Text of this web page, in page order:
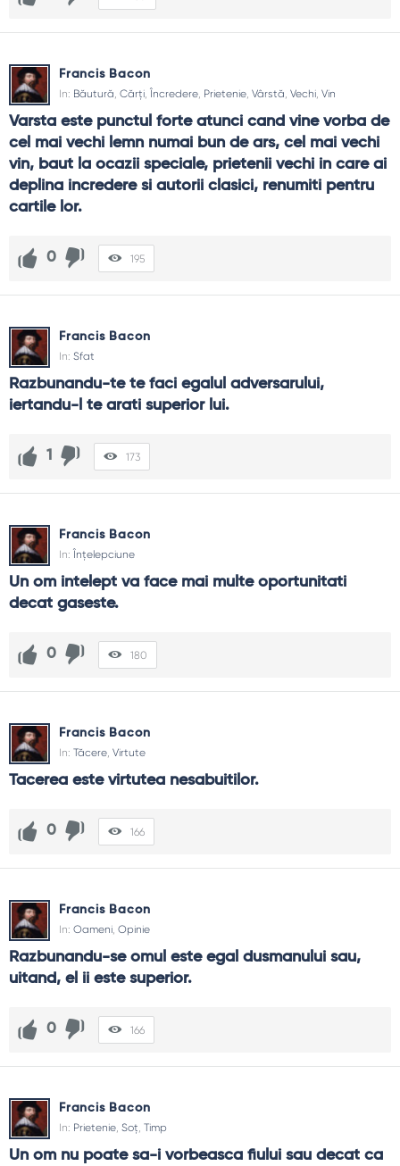
Francis Bacon
In: Băutură, Cărți, Încredere, Prietenie, Vârstă, Vechi, Vin
Varsta este punctul forte atunci cand vine vorba de
cel mai vechi lemn numai bun de ars, cel mai vechi
vin, baut la ocazii speciale, prietenii vechi in care ai
deplina incredere si autorii clasici, renumiti pentru
cartile lor.
0 195
Francis Bacon
In: Sfat
Razbunandu-te te faci egalul adversarului,
iertandu-l te arati superior lui.
1 173
Francis Bacon
In: Înțelepciune
Un om intelept va face mai multe oportunitati
decat gaseste.
0 180
Francis Bacon
In: Tăcere, Virtute
Tacerea este virtutea nesabuitilor.
0 166
Francis Bacon
In: Oameni, Opinie
Razbunandu-se omul este egal dusmanului sau,
uitand, el ii este superior.
0 166
Francis Bacon
In: Prietenie, Soț, Timp
Un om nu poate sa-i vorbeasca fiului sau decat ca